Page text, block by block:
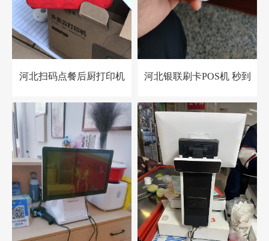
河北扫码点餐后厨打印机 河北银联刷卡POS机 秒到